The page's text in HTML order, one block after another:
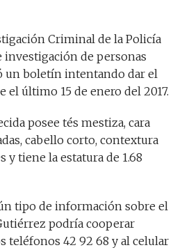
Criminal de la Policía
investigación de personas
un boletín intentando dar el
el último 15 de enero del 2017.
posee tés mestiza, cara
cabello corto, contextura
y tiene la estatura de 1.68
tipo de información sobre el
podría cooperar
teléfonos 42 92 68 y al celular